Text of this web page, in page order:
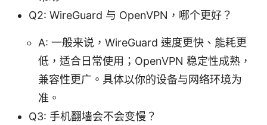
Q2: WireGuard 与 OpenVPN，哪个更好？
A: 一般来说，WireGuard 速度更快、能耗更
低，适合日常使用；OpenVPN 稳定性成熟，
兼容性更广。具体以你的设备与网络环境为
准。
Q3: 手机翻墙会不会变慢？